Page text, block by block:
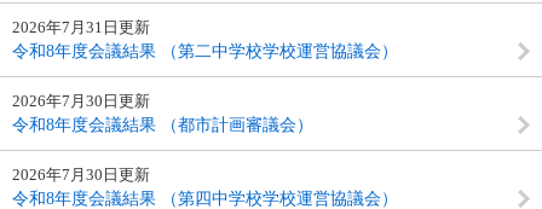
2026年7月31日更新
令和8年度会議結果 （第二中学校学校運営協議会）
2026年7月30日更新
令和8年度会議結果 （都市計画審議会）
2026年7月30日更新
令和8年度会議結果 （第四中学校学校運営協議会）